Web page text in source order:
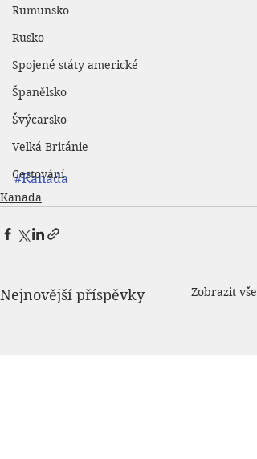
Rumunsko
Rusko
Spojené státy americké
Španělsko
Švýcarsko
Velká Británie
Cestování
#Kanada
Kanada
Nejnovější příspěvky Zobrazit vše